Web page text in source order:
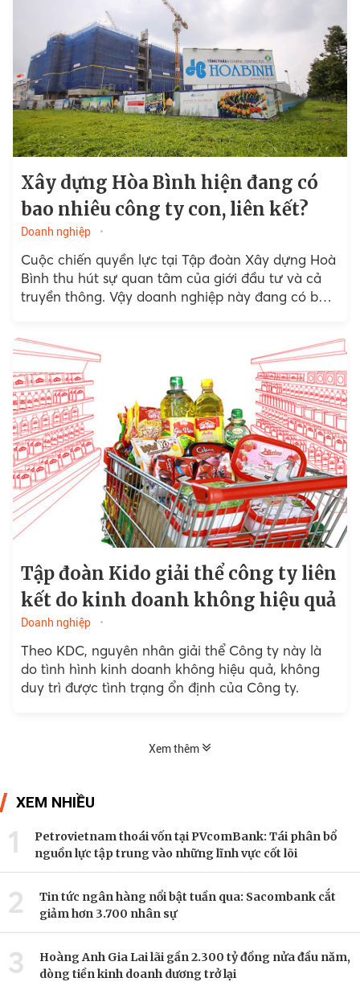
Xây dựng Hòa Bình hiện đang có
bao nhiêu công ty con, liên kết?
Doanh nghiệp
Cuộc chiến quyền lực tại Tập đoàn Xây dựng Hoà
Bình thu hút sự quan tâm của giới đầu tư và cả
truyền thông. Vậy doanh nghiệp này đang có bao
Tập đoàn Kido giải thể công ty liên
kết do kinh doanh không hiệu quả
Doanh nghiệp
Theo KDC, nguyên nhân giải thể Công ty này là
do tình hình kinh doanh không hiệu quả, không
duy trì được tình trạng ổn định của Công ty.
Xem thêm
XEM NHIỀU
1
Petrovietnam thoái vốn tại PVcomBank: Tái phân bổ
nguồn lực tập trung vào những lĩnh vực cốt lõi
2
Tin tức ngân hàng nổi bật tuần qua: Sacombank cắt
giảm hơn 3.700 nhân sự
3
Hoàng Anh Gia Lai lãi gần 2.300 tỷ đồng nửa đầu năm,
dòng tiền kinh doanh dương trở lại